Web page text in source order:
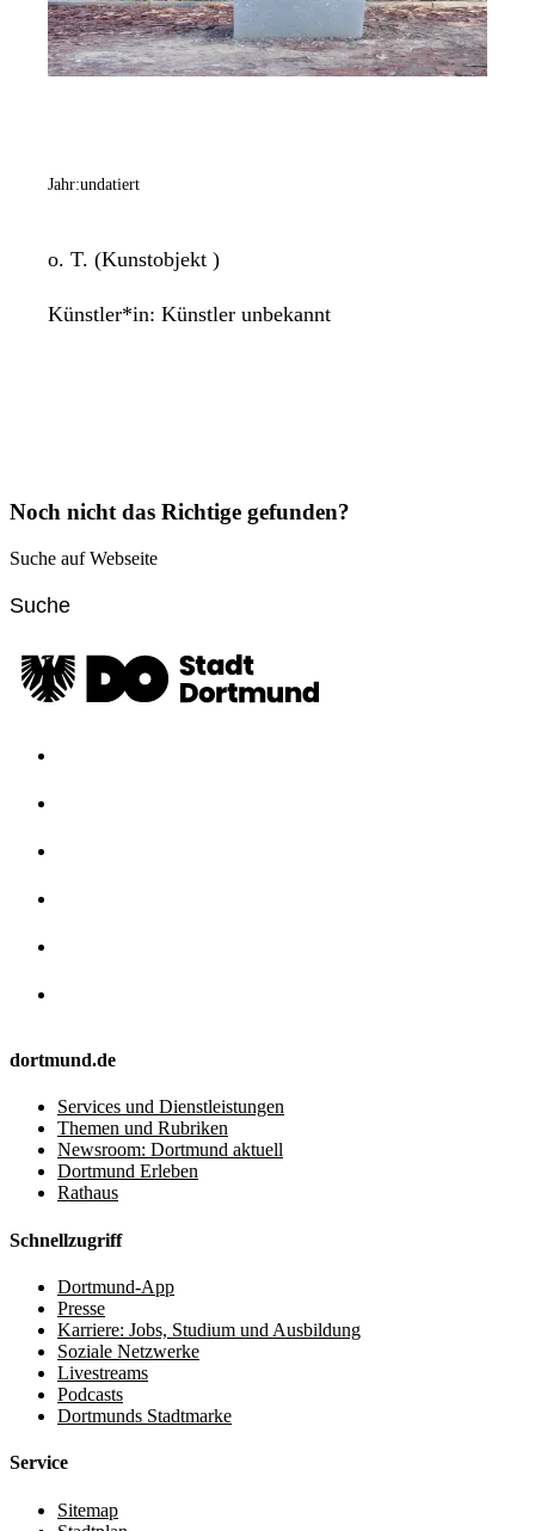
Jahr:undatiert
o. T. (Kunstobjekt )
Künstler*in: Künstler unbekannt
Noch nicht das Richtige gefunden?
Suche auf Webseite
dortmund.de
Services und Dienstleistungen
Themen und Rubriken
Newsroom: Dortmund aktuell
Dortmund Erleben
Rathaus
Schnellzugriff
Dortmund-App
Presse
Karriere: Jobs, Studium und Ausbildung
Soziale Netzwerke
Livestreams
Podcasts
Dortmunds Stadtmarke
Service
Sitemap